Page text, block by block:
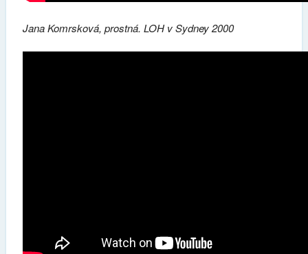
Jana Komrsková, prostná. LOH v Sydney 2000